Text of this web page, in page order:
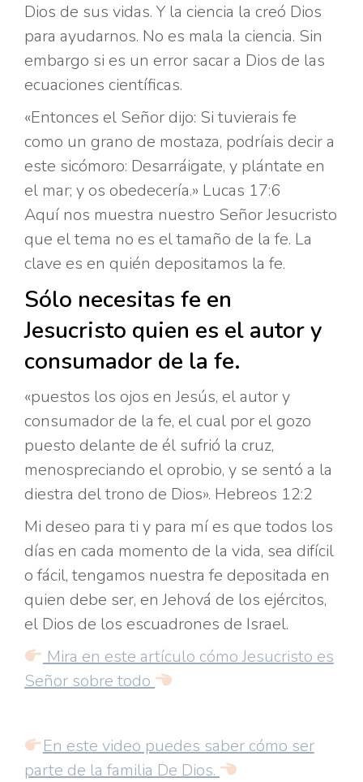
Dios de sus vidas. Y la ciencia la creó Dios
para ayudarnos. No es mala la ciencia. Sin
embargo si es un error sacar a Dios de las
ecuaciones científicas.
«Entonces el Señor dijo: Si tuvierais fe
como un grano de mostaza, podríais decir a
este sicómoro: Desarráigate, y plántate en
el mar; y os obedecería.» Lucas 17:6
Aquí nos muestra nuestro Señor Jesucristo
que el tema no es el tamaño de la fe. La
clave es en quién depositamos la fe.
Sólo necesitas fe en
Jesucristo quien es el autor y
consumador de la fe.
«puestos los ojos en Jesús, el autor y
consumador de la fe, el cual por el gozo
puesto delante de él sufrió la cruz,
menospreciando el oprobio, y se sentó a la
diestra del trono de Dios». Hebreos 12:2
Mi deseo para ti y para mí es que todos los
días en cada momento de la vida, sea difícil
o fácil, tengamos nuestra fe depositada en
quien debe ser, en Jehová de los ejércitos,
el Dios de los escuadrones de Israel.
Mira en este artículo cómo Jesucristo es
Señor sobre todo
En este video puedes saber cómo ser
parte de la familia De Dios.